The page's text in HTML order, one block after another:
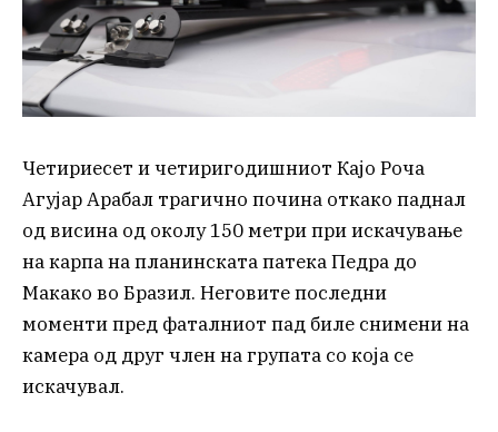
Четириесет и четиригодишниот Кајо Роча
Агујар Арабал трагично почина откако паднал
од висина од околу 150 метри при искачување
на карпа на планинската патека Педра до
Макако во Бразил. Неговите последни
моменти пред фаталниот пад биле снимени на
камера од друг член на групата со која се
искачувал.